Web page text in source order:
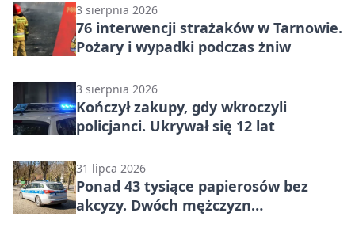
3 sierpnia 2026
76 interwencji strażaków w Tarnowie.
Pożary i wypadki podczas żniw
3 sierpnia 2026
Kończył zakupy, gdy wkroczyli
policjanci. Ukrywał się 12 lat
31 lipca 2026
Ponad 43 tysiące papierosów bez
akcyzy. Dwóch mężczyzn